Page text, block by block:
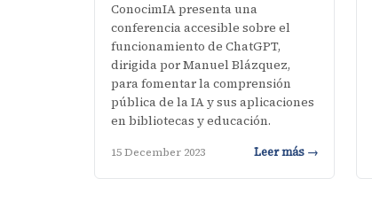
ConocimIA presenta una
conferencia accesible sobre el
funcionamiento de ChatGPT,
dirigida por Manuel Blázquez,
para fomentar la comprensión
pública de la IA y sus aplicaciones
en bibliotecas y educación.
15 December 2023 Leer más →